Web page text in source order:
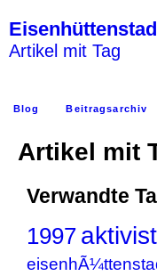
Artikel mit Tag
Blog Beitragsarchiv
Artikel mit
Verwandte
1997 aktivist